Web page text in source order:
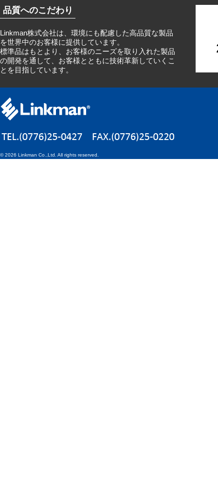
品質へのこだわり
Linkman株式会社は、環境にも配慮した高品質な製品
を世界中のお客様に提供しています。
標準品はもとより、お客様のニーズを取り入れた製品
の開発を通して、お客様とともに技術革新していくこ
とを目指しています。
©2026 Linkman Co.,Ltd. All rights reserved.